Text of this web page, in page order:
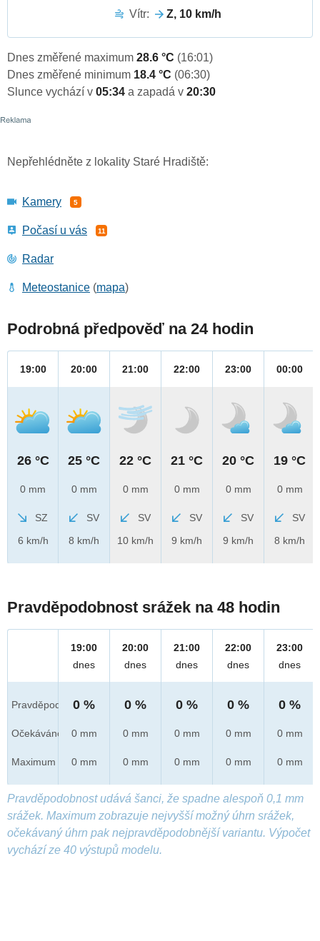
Vítr:
Z, 10 km/h
Dnes změřené maximum 28.6 °C (16:01)
Dnes změřené minimum 18.4 °C (06:30)
Slunce vychází v 05:34 a zapadá v 20:30
Nepřehlédněte z lokality Staré Hradiště:
Kamery 5
Počasí u vás 11
Radar
Meteostanice (mapa)
Podrobná předpověď na 24 hodin
19:00
26 °C
0 mm
SZ
6 km/h
20:00
25 °C
0 mm
SV
8 km/h
21:00
22 °C
0 mm
SV
10 km/h
22:00
21 °C
0 mm
SV
9 km/h
23:00
20 °C
0 mm
SV
9 km/h
00:00
19 °C
0 mm
SV
8 km/h
Pravděpodobnost srážek na 48 hodin
Pravděpod.
Očekáváno
Maximum
19:00
dnes
0 %
0 mm
0 mm
20:00
dnes
0 %
0 mm
0 mm
21:00
dnes
0 %
0 mm
0 mm
22:00
dnes
0 %
0 mm
0 mm
23:00
dnes
0 %
0 mm
0 mm
Pravděpodobnost udává šanci, že spadne alespoň 0,1 mm
srážek. Maximum zobrazuje nejvyšší možný úhrn srážek,
očekávaný úhrn pak nejpravděpodobnější variantu. Výpočet
vychází ze 40 výstupů modelu.